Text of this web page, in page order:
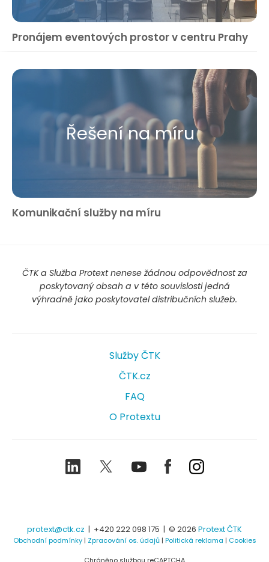
Pronájem eventových prostor v centru Prahy
Řešení na míru
Komunikační služby na míru
ČTK a Služba Protext nenese žádnou odpovědnost za
poskytovaný obsah a v této souvislosti jedná
výhradně jako poskytovatel distribučních služeb.
Služby ČTK
ČTK.cz
FAQ
O Protextu
LinkedIn TwitterYoutubeFacebookInstagram
protext@ctk.cz | +420 222 098 175 | © 2026 Protext ČTK
Obchodní podmínky| Zpracování os. údajů| Politická reklama | Cookies